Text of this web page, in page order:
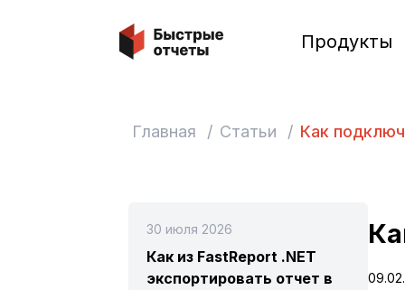
Быстрые отчеты Продукты
Главная / Статьи / Как
30 июля 2026
Как из FastReport .NET
экспортировать отчет в